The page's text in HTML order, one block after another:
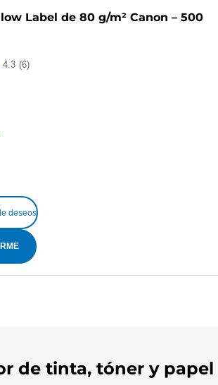
Label de 80 g/m² Canon – 500
4.3 (6)
deseos
de tinta, tóner y papel